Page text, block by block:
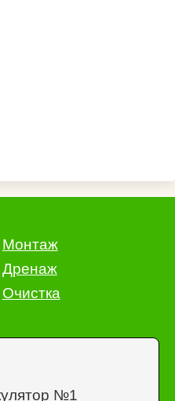
Монтаж
Дренаж
Очистка
№1